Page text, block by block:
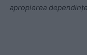
apropierea